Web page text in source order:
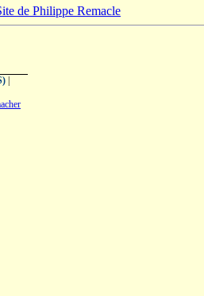
de Philippe Remacle